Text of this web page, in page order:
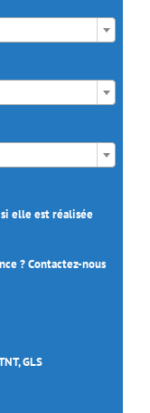
elle est réalisée
? Contactez-nous
GLS